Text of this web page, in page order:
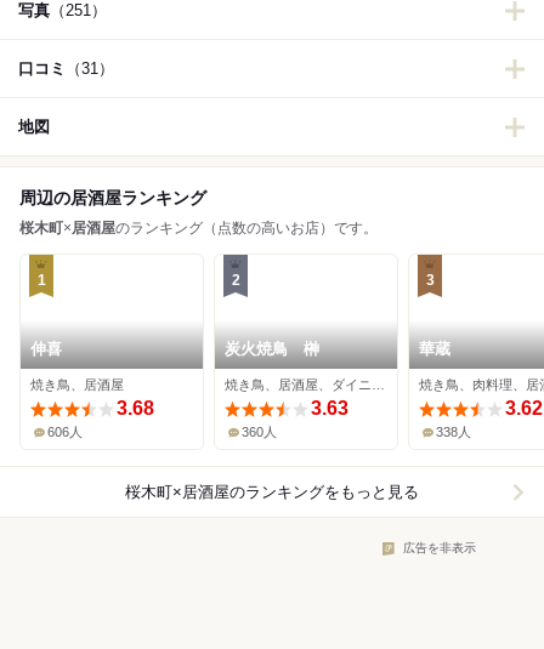
写真 （251）
口コミ （31）
地図
周辺の居酒屋ランキング
桜木町×居酒屋のランキング（点数の高いお店）です。
1
伸喜
焼き鳥、居酒屋
3.68
606人
2
炭火焼鳥 榊
3.63
360人
3
華蔵
焼き鳥、肉料理、居
3.62
338人
桜木町×居酒屋のランキングをもっと見る
広告を非表示